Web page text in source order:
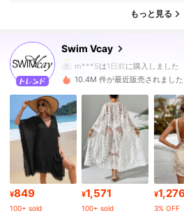
もっと見る
Swim Vcay
600K フォロワー
4.90
600K フォロワー
m***5は1日前に購入しました
4.90 600K フォロワー
4.90 600K フォロワー
4.90 600K フォロワー
10.4M 件が最近販売されました
¥849
100+ sold
¥1,571
100+ sold
¥1,276
3% OFF